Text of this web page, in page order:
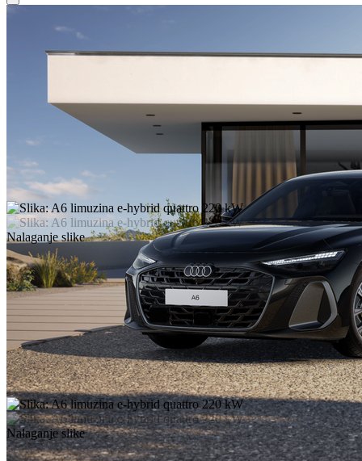
Nalaganje slike
Nalaganje slike